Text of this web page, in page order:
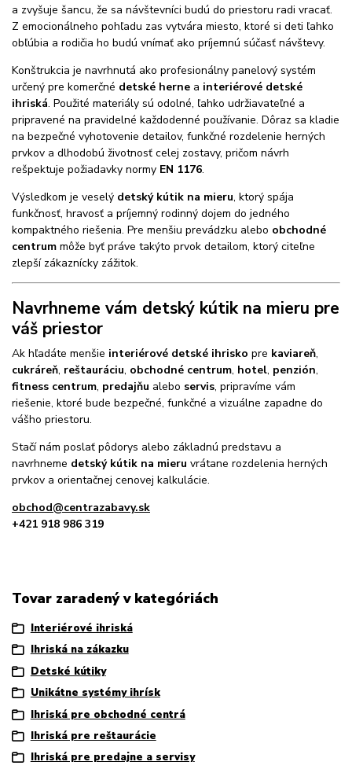
a zvyšuje šancu, že sa návštevníci budú do priestoru radi vracať.
Z emocionálneho pohľadu zas vytvára miesto, ktoré si deti ľahko
obľúbia a rodičia ho budú vnímať ako príjemnú súčasť návštevy.
Konštrukcia je navrhnutá ako profesionálny panelový systém
určený pre komerčné detské herne a interiérové detské
ihriská. Použité materiály sú odolné, ľahko udržiavateľné a
pripravené na pravidelné každodenné používanie. Dôraz sa kladie
na bezpečné vyhotovenie detailov, funkčné rozdelenie herných
prvkov a dlhodobú životnosť celej zostavy, pričom návrh
rešpektuje požiadavky normy EN 1176.
Výsledkom je veselý detský kútik na mieru, ktorý spája
funkčnosť, hravosť a príjemný rodinný dojem do jedného
kompaktného riešenia. Pre menšiu prevádzku alebo obchodné
centrum môže byť práve takýto prvok detailom, ktorý citeľne
zlepší zákaznícky zážitok.
Navrhneme vám detský kútik na mieru pre
váš priestor
Ak hľadáte menšie interiérové detské ihrisko pre kaviareň,
cukráreň, reštauráciu, obchodné centrum, hotel, penzión,
fitness centrum, predajňu alebo servis, pripravíme vám
riešenie, ktoré bude bezpečné, funkčné a vizuálne zapadne do
vášho priestoru.
Stačí nám poslať pôdorys alebo základnú predstavu a
navrhneme detský kútik na mieru vrátane rozdelenia herných
prvkov a orientačnej cenovej kalkulácie.
obchod@centrazabavy.sk
+421 918 986 319
Tovar zaradený v kategóriách
Interiérové ihriská
Ihriská na zákazku
Detské kútiky
Unikátne systémy ihrísk
Ihriská pre obchodné centrá
Ihriská pre reštaurácie
Ihriská pre predajne a servisy